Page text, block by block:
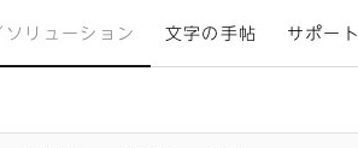
ソリューション 文字の手帖 サポート